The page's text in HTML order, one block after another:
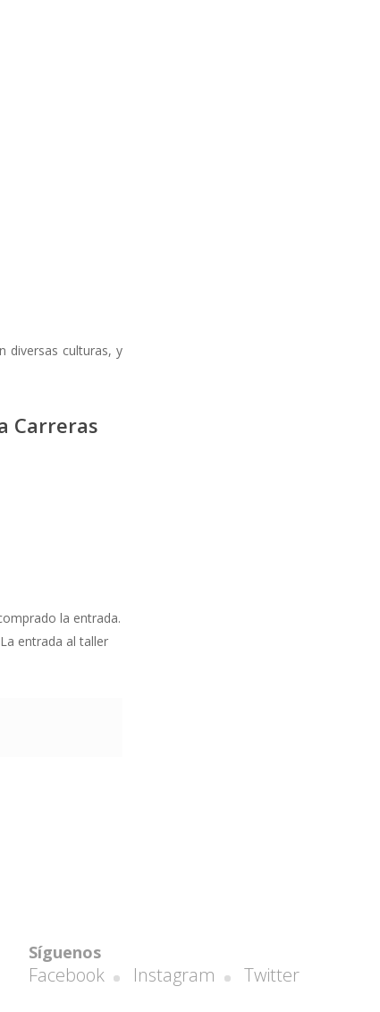
diversas culturas, y
Carreras
la entrada.
entrada al taller
Síguenos
Facebook Instagram Twitter